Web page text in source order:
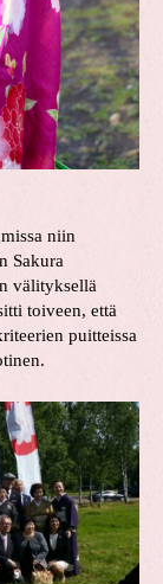
niin
Sakura
välityksellä
toiveen, että
puitteissa